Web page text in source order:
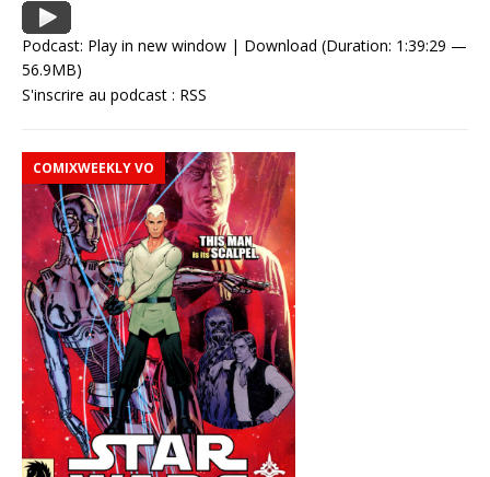
Podcast: Play in new window | Download (Duration: 1:39:29 —
56.9MB)
S'inscrire au podcast : RSS
COMIXWEEKLY VO